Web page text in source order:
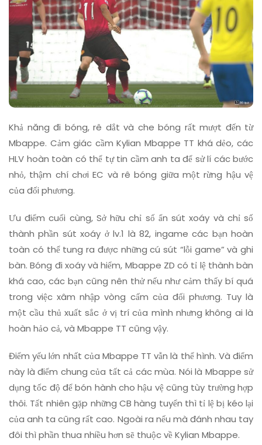
Khả năng đi bóng, rê dắt và che bóng rất mượt đến từ
Mbappe. Cảm giác cầm Kylian Mbappe TT khá dẻo, các
HLV hoàn toàn có thể tự tin cầm anh ta để sử lí các bước
nhỏ, thậm chí chơi EC và rê bóng giữa một rừng hậu vệ
của đối phương.
Ưu điểm cuối cùng, Sở hữu chỉ số ẩn sút xoáy và chỉ số
thành phần sút xoáy ở lv.1 là 82, ingame các bạn hoàn
toàn có thể tung ra được những cú sút “lỗi game” và ghi
bàn. Bóng đi xoáy và hiểm, Mbappe ZD có tỉ lệ thành bàn
khá cao, các bạn cũng nên thử nếu như cảm thấy bí quá
trong việc xâm nhập vòng cấm của đối phương. Tuy là
một cầu thủ xuất sắc ở vị trí của mình nhưng không ai là
hoàn hảo cả, và Mbappe TT cũng vậy.
Điểm yếu lớn nhất của Mbappe TT vẫn là thể hình. Và điểm
này là điểm chung của tất cả các mùa. Nói là Mbappe sử
dụng tốc độ để bón hành cho hậu vệ cũng tùy trường hợp
thôi. Tất nhiên gặp những CB hàng tuyển thì tỉ lệ bị kéo lại
của anh ta cũng rất cao. Ngoài ra nếu mà đánh nhau tay
đôi thì phần thua nhiều hơn sẽ thuộc về Kylian Mbappe.